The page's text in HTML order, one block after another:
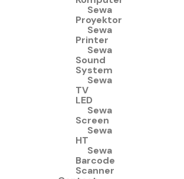
Sewa
Proyektor
Sewa
Printer
Sewa
Sound
System
Sewa
TV
LED
Sewa
Screen
Sewa
HT
Sewa
Barcode
Scanner